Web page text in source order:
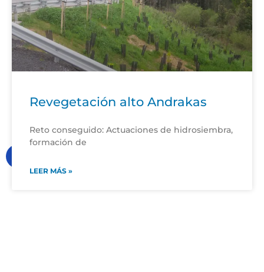
Revegetación alto Andrakas
Reto conseguido: Actuaciones de hidrosiembra,
formación de
LEER MÁS »